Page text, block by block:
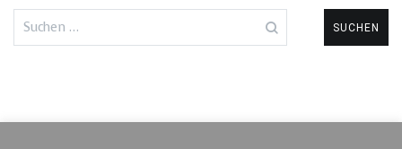
Suchen
nach: